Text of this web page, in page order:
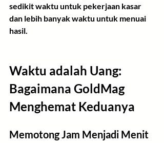
sedikit waktu untuk pekerjaan kasar
dan lebih banyak waktu untuk menuai
hasil.
Waktu adalah Uang:
Bagaimana GoldMag
Menghemat Keduanya
Memotong Jam Menjadi Menit